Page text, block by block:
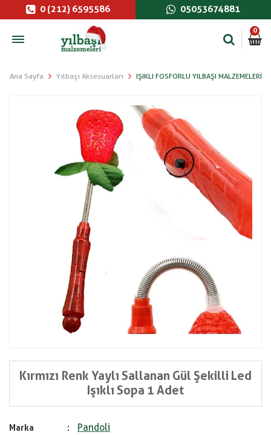
0 (212) 6595586 05053674881
0
Ana Sayfa Yılbaşı Aksesuarları IŞIKLI FOSFORLU YILBAŞI MALZEMELERI
Kırmızı Renk Yaylı Sallanan Gül Şekilli Led
Işıklı Sopa 1 Adet
Marka Pandoli